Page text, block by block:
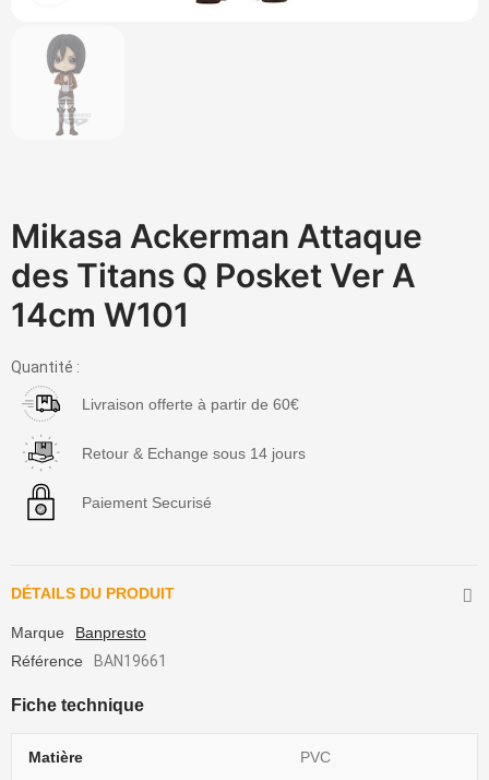
Mikasa Ackerman Attaque
des Titans Q Posket Ver A
14cm W101
Quantité :
Livraison offerte à partir de 60€
Retour & Echange sous 14 jours
Paiement Securisé
DÉTAILS DU PRODUIT
Marque
Banpresto
Référence
BAN19661
Fiche technique
Matière PVC